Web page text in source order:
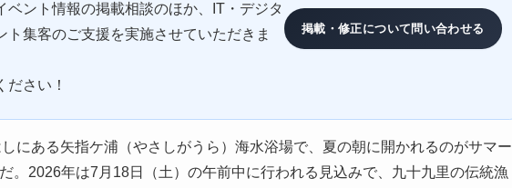
ベント情報の掲載相談のほか、IT・デジタ
ト集客のご支援を実施させていただきま
ださい！
掲載・修正について問い合わせる
にある矢指ケ浦（やさしがうら）海水浴場で、夏の朝に開かれるのがサマー
。2026年は7月18日（土）の午前中に行われる見込みで、九十九里の伝統漁